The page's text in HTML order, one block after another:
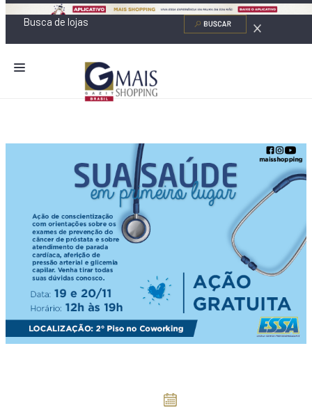
ALIMENTAÇÃO
NOVOS NEGÓCIOS
O SHOPPING
SERVIÇOS
SHOPPINGS DA GAZIT
COMO CHEGAR